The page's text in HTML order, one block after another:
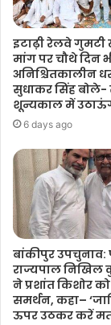
इटाढ़ी रेलवे
मांग पर चौथे दिन
अनिश्चितकालीन
सुधाकर सिंह
शून्यकाल में
6 days ago
बांकीपुर उपचुनाव:
राज्यपाल निखिल
ने प्रशांत किशोर को
समर्थन, कहा–
ऊपर उठकर करें